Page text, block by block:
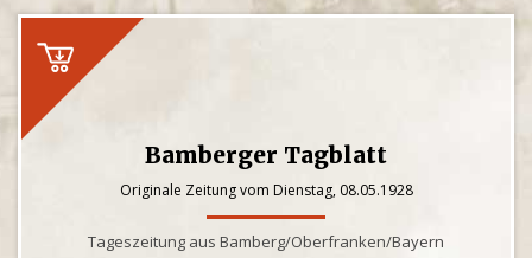
Bamberger Tagblatt
Originale Zeitung vom Dienstag, 08.05.1928
Tageszeitung aus Bamberg/Oberfranken/Bayern